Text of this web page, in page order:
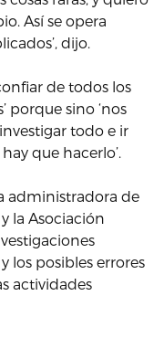
Así se opera
dijo.
de todos los
porque sino ‘nos
todo e ir
que hacerlo’.
administradora de
la Asociación
los posibles errores
actividades